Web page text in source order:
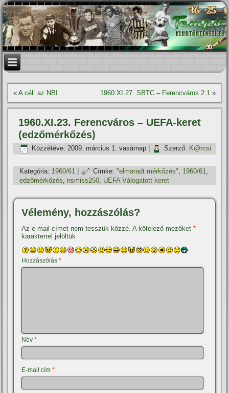
«A cél: az NBI 1960.XI.27. SBTC – Ferencváros 2:1»
1960.XI.23. Ferencváros – UEFA-keret
(edzőmérkőzés)
Közzétéve: 2009. március 1. vasárnap Szerző: K@rcsi
Kategória: 1960/61 | Címke: "elmaradt mérkőzés", 1960/61,
edzőmérkőzés, nsmiss250, UEFA Válogatott keret
Vélemény, hozzászólás?
Az e-mail címet nem tesszük közzé. A kötelező mezőket*
karakterrel jelöltük
Hozzászólás*
Név*
E-mail cím*